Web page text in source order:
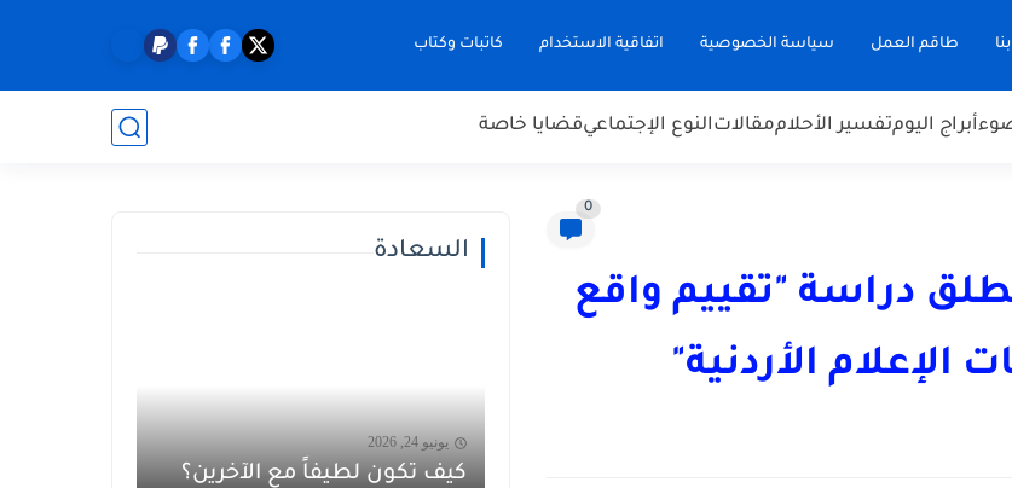
طاقم العمل سياسة الخصوصية اتفاقية الاستخدام كاتبات وكتاب
أبراج اليومتفسير الأحلاممقالاتالنوع الإجتماعيقضايا خاصة
0
دراسة "تقييم واقع
الأردنية"
السعادة
يونيو 24, 2026
كيف تكون لطيفاً مع الآخرين؟